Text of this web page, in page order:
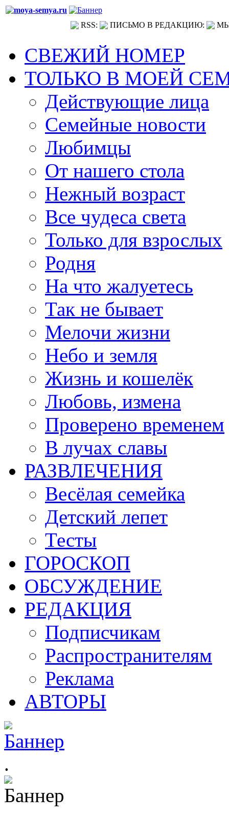
RSS: ПИСЬМО В РЕДАКЦИЮ:
СВЕЖИЙ НОМЕР
ТОЛЬКО В МОЕЙ
Действующие лица
Семейные новости
Любимцы
От нашего стола
Нежный возраст
Все чудеса света
Только для взрослых
Родня
На что жалуетесь
Так не бывает
Мелочи жизни
Небо и земля
Жизнь и кошелёк
Любовь, измена
Проверено временем
В лучах славы
РАЗВЛЕЧЕНИЯ
Весёлая семейка
Детский лепет
Тесты
ГОРОСКОП
ОБСУЖДЕНИЕ
РЕДАКЦИЯ
Подписчикам
Распространителям
Реклама
АВТОРЫ
.